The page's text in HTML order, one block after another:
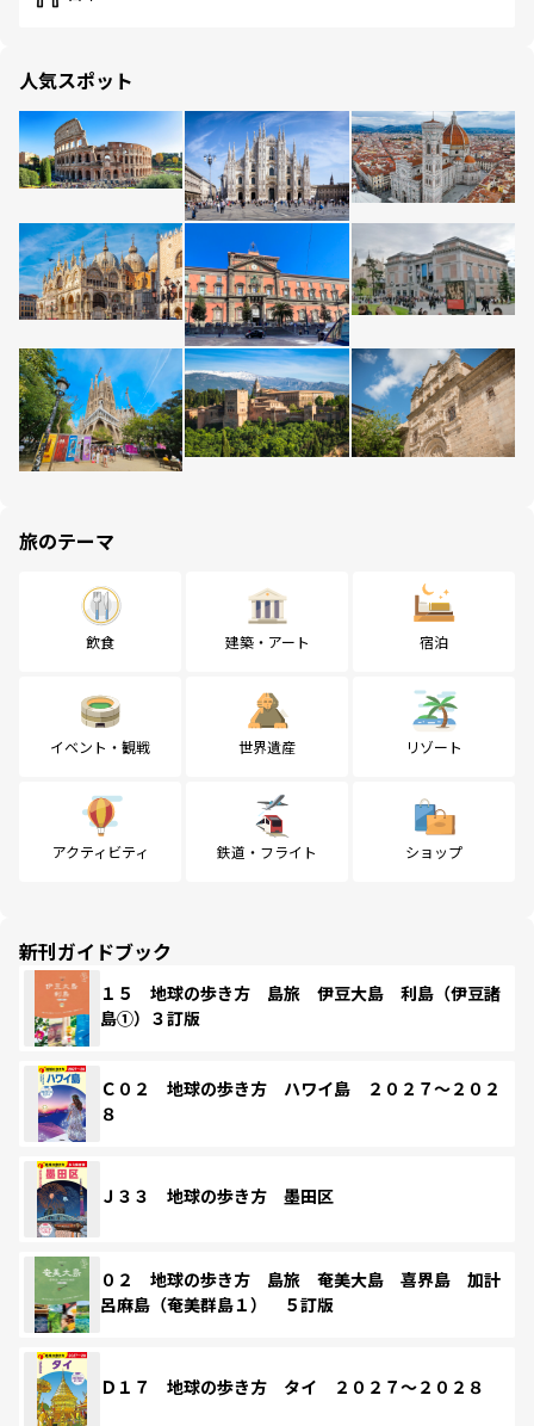
人気スポット
旅のテーマ
飲食 建築・アート 宿泊
イベント・観戦 世界遺産 リゾート
アクティビティ 鉄道・フライト ショップ
新刊ガイドブック
１５ 地球の歩き方 島旅 伊豆大島 利島（伊豆諸
島①）３訂版
Ｃ０２ 地球の歩き方 ハワイ島 ２０２７～２０２
８
Ｊ３３ 地球の歩き方 墨田区
０２ 地球の歩き方 島旅 奄美大島 喜界島 加計
呂麻島（奄美群島１） ５訂版
Ｄ１７ 地球の歩き方 タイ ２０２７～２０２８